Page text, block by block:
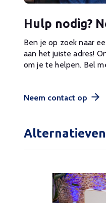
Hulp nodig?
Ben je op zoek naar
aan het juiste adres!
om je te helpen. Bel
Neem contact op
Alternatieven